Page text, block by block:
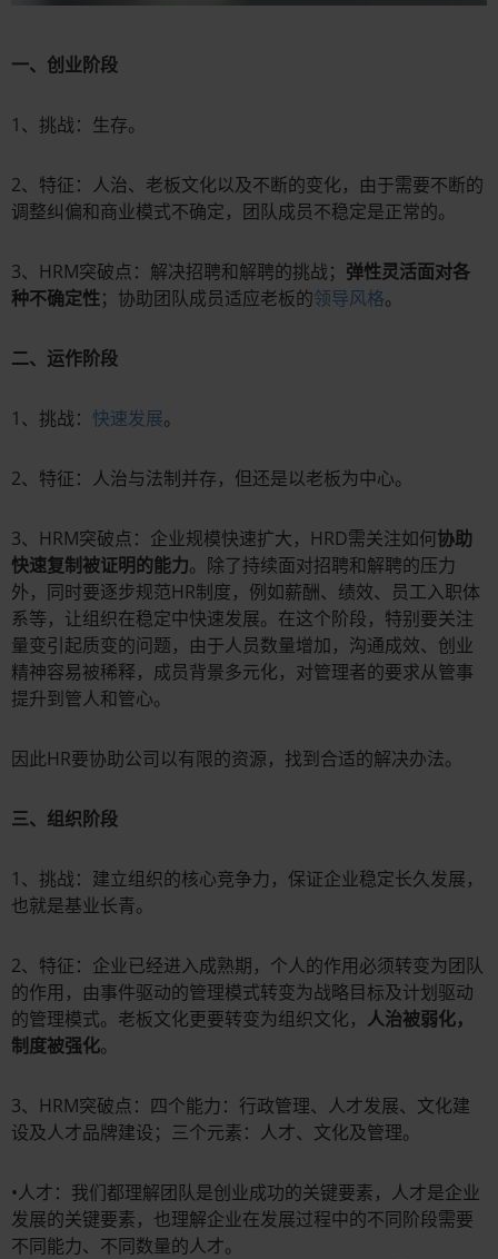
一、创业阶段
1、挑战：生存。
2、特征：人治、老板文化以及不断的变化，由于需要不断的
调整纠偏和商业模式不确定，团队成员不稳定是正常的。
3、HRM突破点：解决招聘和解聘的挑战； 弹性灵活面对各
种不确定性；协助团队成员适应老板的领导风格。
二、运作阶段
1、挑战： 快速发展。
2、特征：人治与法制并存，但还是以老板为中心。
3、HRM突破点：企业规模快速扩大，HRD需关注如何协助
快速复制被证明的能力。除了持续面对招聘和解聘的压力
外，同时要逐步规范HR制度，例如薪酬、绩效、员工入职体
系等，让组织在稳定中快速发展。在这个阶段，特别要关注
量变引起质变的问题，由于人员数量增加，沟通成效、创业
精神容易被稀释，成员背景多元化，对管理者的要求从管事
提升到管人和管心。
因此HR要协助公司以有限的资源，找到合适的解决办法。
三、组织阶段
1、挑战：建立组织的核心竞争力，保证企业稳定长久发展，
也就是基业长青。
2、特征：企业已经进入成熟期，个人的作用必须转变为团队
的作用，由事件驱动的管理模式转变为战略目标及计划驱动
的管理模式。老板文化更要转变为组织文化， 人治被弱化，
制度被强化。
3、HRM突破点：四个能力：行政管理、人才发展、文化建
设及人才品牌建设；三个元素：人才、文化及管理。
•人才：我们都理解团队是创业成功的关键要素，人才是企业
发展的关键要素，也理解企业在发展过程中的不同阶段需要
不同能力、不同数量的人才。